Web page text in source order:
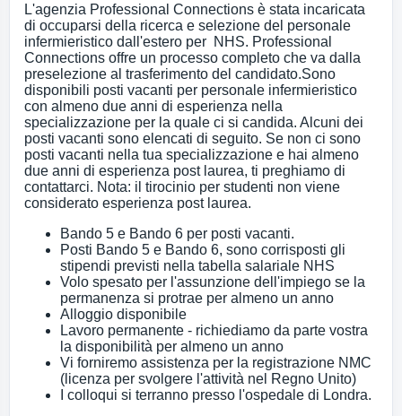
L'agenzia Professional Connections è stata incaricata
di occuparsi della ricerca e selezione del personale
infermieristico dall'estero per NHS. Professional
Connections offre un processo completo che va dalla
preselezione al trasferimento del candidato.Sono
disponibili posti vacanti per personale infermieristico
con almeno due anni di esperienza nella
specializzazione per la quale ci si candida. Alcuni dei
posti vacanti sono elencati di seguito. Se non ci sono
posti vacanti nella tua specializzazione e hai almeno
due anni di esperienza post laurea, ti preghiamo di
contattarci. Nota: il tirocinio per studenti non viene
considerato esperienza post laurea.
Bando 5 e Bando 6 per posti vacanti.
Posti Bando 5 e Bando 6, sono corrisposti gli
stipendi previsti nella tabella salariale NHS
Volo spesato per l'assunzione dell'impiego se la
permanenza si protrae per almeno un anno
Alloggio disponibile
Lavoro permanente - richiediamo da parte vostra
la disponibilità per almeno un anno
Vi forniremo assistenza per la registrazione NMC
(licenza per svolgere l'attività nel Regno Unito)
I colloqui si terranno presso l'ospedale di Londra.